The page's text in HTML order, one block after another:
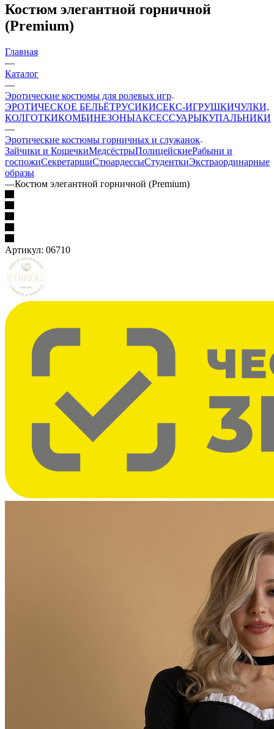
Костюм элегантной горничной
(Premium)
Главная
—
Каталог
—
Эротические костюмы для ролевых игр
ЭРОТИЧЕСКОЕ БЕЛЬЁТРУСИКИСЕКС-ИГРУШКИЧУЛКИ,
КОЛГОТКИКОМБИНЕЗОНЫАКСЕССУАРЫКУПАЛЬНИКИ
—
Эротические костюмы горничных и служанок
Зайчики и КошечкиМедсёстрыПолицейскиеРабыни и
госпожиСекретаршиСтюардессыСтуденткиЭкстраординарные
образы
—Костюм элегантной горничной (Premium)
Артикул: 06710